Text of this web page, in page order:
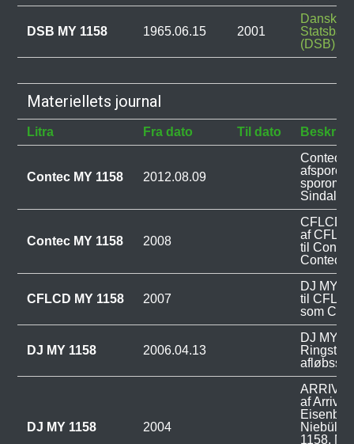
DSB MY 1158 1965.06.15 2001
Danske
(DSB)
Materiellets journal
Litra Fra dato Til dato
Contec MY 1158 2012.08.09
Contec
afsporet
Sindal
Contec MY 1158 2008
CFLCD
af CFL
til
Contec
CFLCD MY 1158 2007
DJ MY
til CFL
som
DJ MY 1158 2006.04.13
DJ MY
Ringsted
DJ MY 1158 2004
ARRIVA
af Arriva
Niebüll
1158.